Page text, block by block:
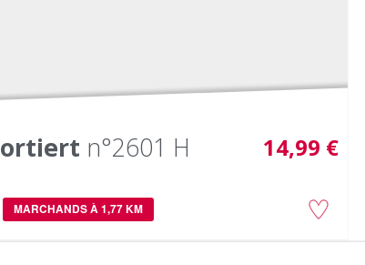
n°2601 H 14,99 €
MARCHANDS À 1,77 KM